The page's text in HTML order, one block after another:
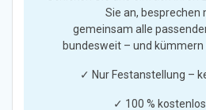
Sie an, besprechen
gemeinsam alle
bundesweit – und kümmern
✓ Nur Festanstellung –
✓ 100 %